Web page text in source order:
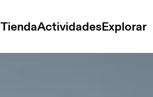
TiendaActividadesExplorar